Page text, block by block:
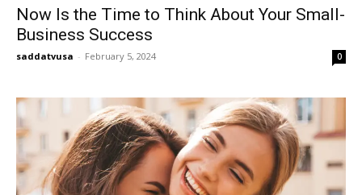
Now Is the Time to Think About Your Small-
Business Success
saddatvusa - February 5, 2024 0